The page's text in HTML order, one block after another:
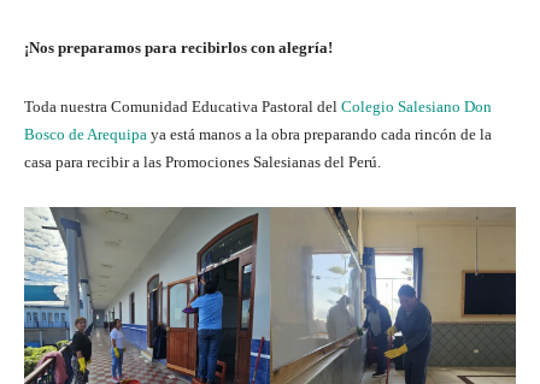
¡Nos preparamos para recibirlos con alegría!
Toda nuestra Comunidad Educativa Pastoral del Colegio Salesiano Don
Bosco de Arequipa ya está manos a la obra preparando cada rincón de la
casa para recibir a las Promociones Salesianas del Perú.